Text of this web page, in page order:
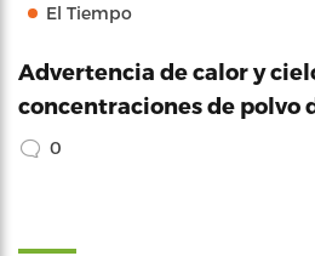
El Tiempo
Advertencia de calor y
concentraciones de polvo
0